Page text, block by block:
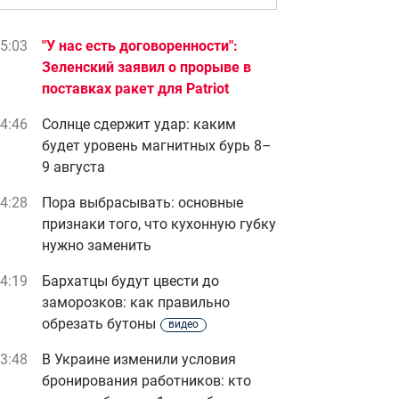
"У нас есть договоренности":
Зеленский заявил о прорыве в
поставках ракет для Patriot
Солнце сдержит удар: каким
будет уровень магнитных бурь 8–
9 августа
Пора выбрасывать: основные
признаки того, что кухонную губку
нужно заменить
Бархатцы будут цвести до
заморозков: как правильно
обрезать бутоны
видео
В Украине изменили условия
бронирования работников: кто